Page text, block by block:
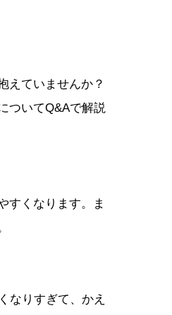
えていませんか？
ついてQ&Aで解説
すくなります。ま
なりすぎて、かえ